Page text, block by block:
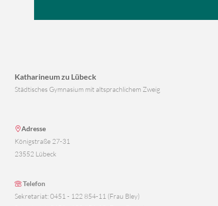
Katharineum zu Lübeck
Städtisches Gymnasium mit altsprachlichem Zweig
Adresse
Königstraße 27-31
23552 Lübeck
Telefon
Sekretariat: 0451 - 122 854-11 (Frau Bley)